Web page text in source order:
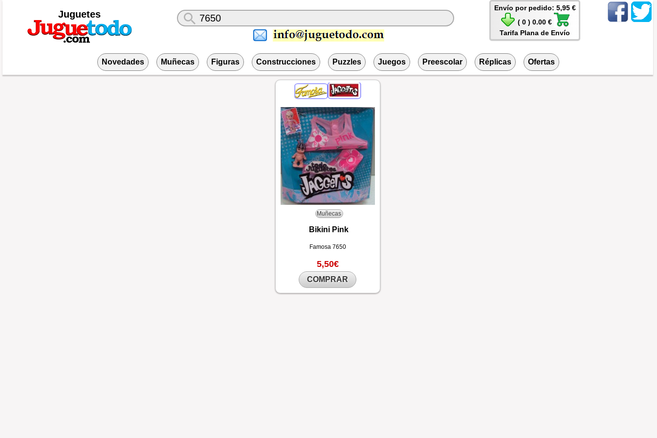
Juguetes
Envío por pedido: 5,95 €
( 0 ) 0.00 €
Tarifa Plana de Envío
Novedades Muñecas Figuras Construcciones Puzzles Juegos Preescolar Réplicas Ofertas
Muñecas
Bikini Pink
Famosa 7650
5,50€
COMPRAR